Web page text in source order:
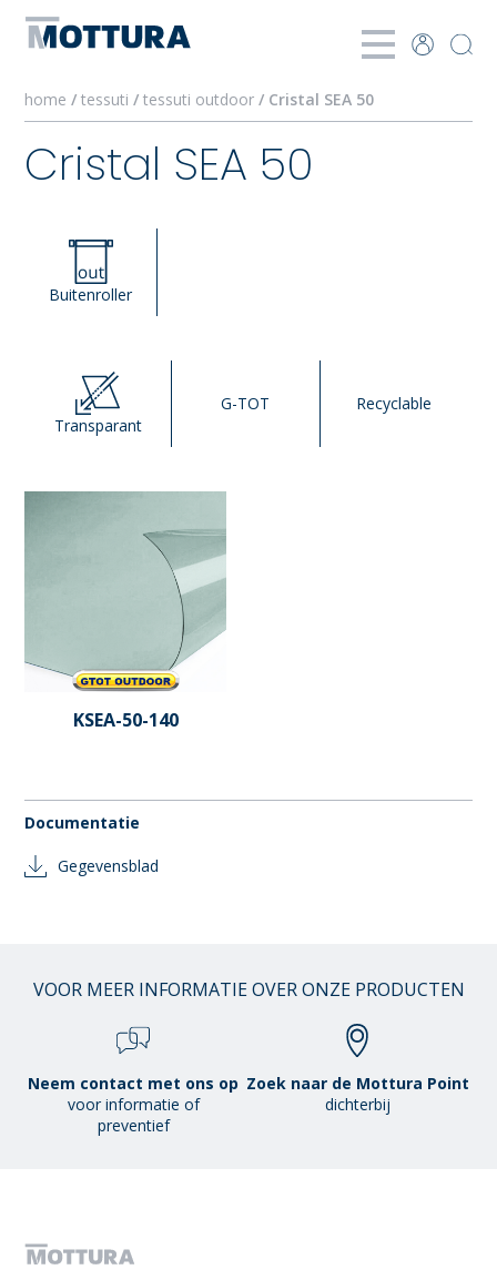
home /tessuti/tessuti outdoor/ Cristal SEA 50
Cristal SEA 50
Buitenroller
Transparant
G-TOT Recyclable
KSEA-50-140
Documentatie
Gegevensblad
VOOR MEER INFORMATIE OVER ONZE PRODUCTEN
Neem contact met ons op
voor informatie of
preventief
Zoek naar de Mottura Point
dichterbij